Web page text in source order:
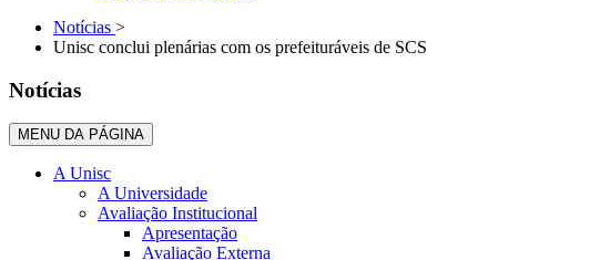
Notícias >
Unisc conclui plenárias com os prefeituráveis de SCS
Notícias
MENU DA PÁGINA
A Unisc
A Universidade
Avaliação Institucional
Apresentação
Avaliação Externa